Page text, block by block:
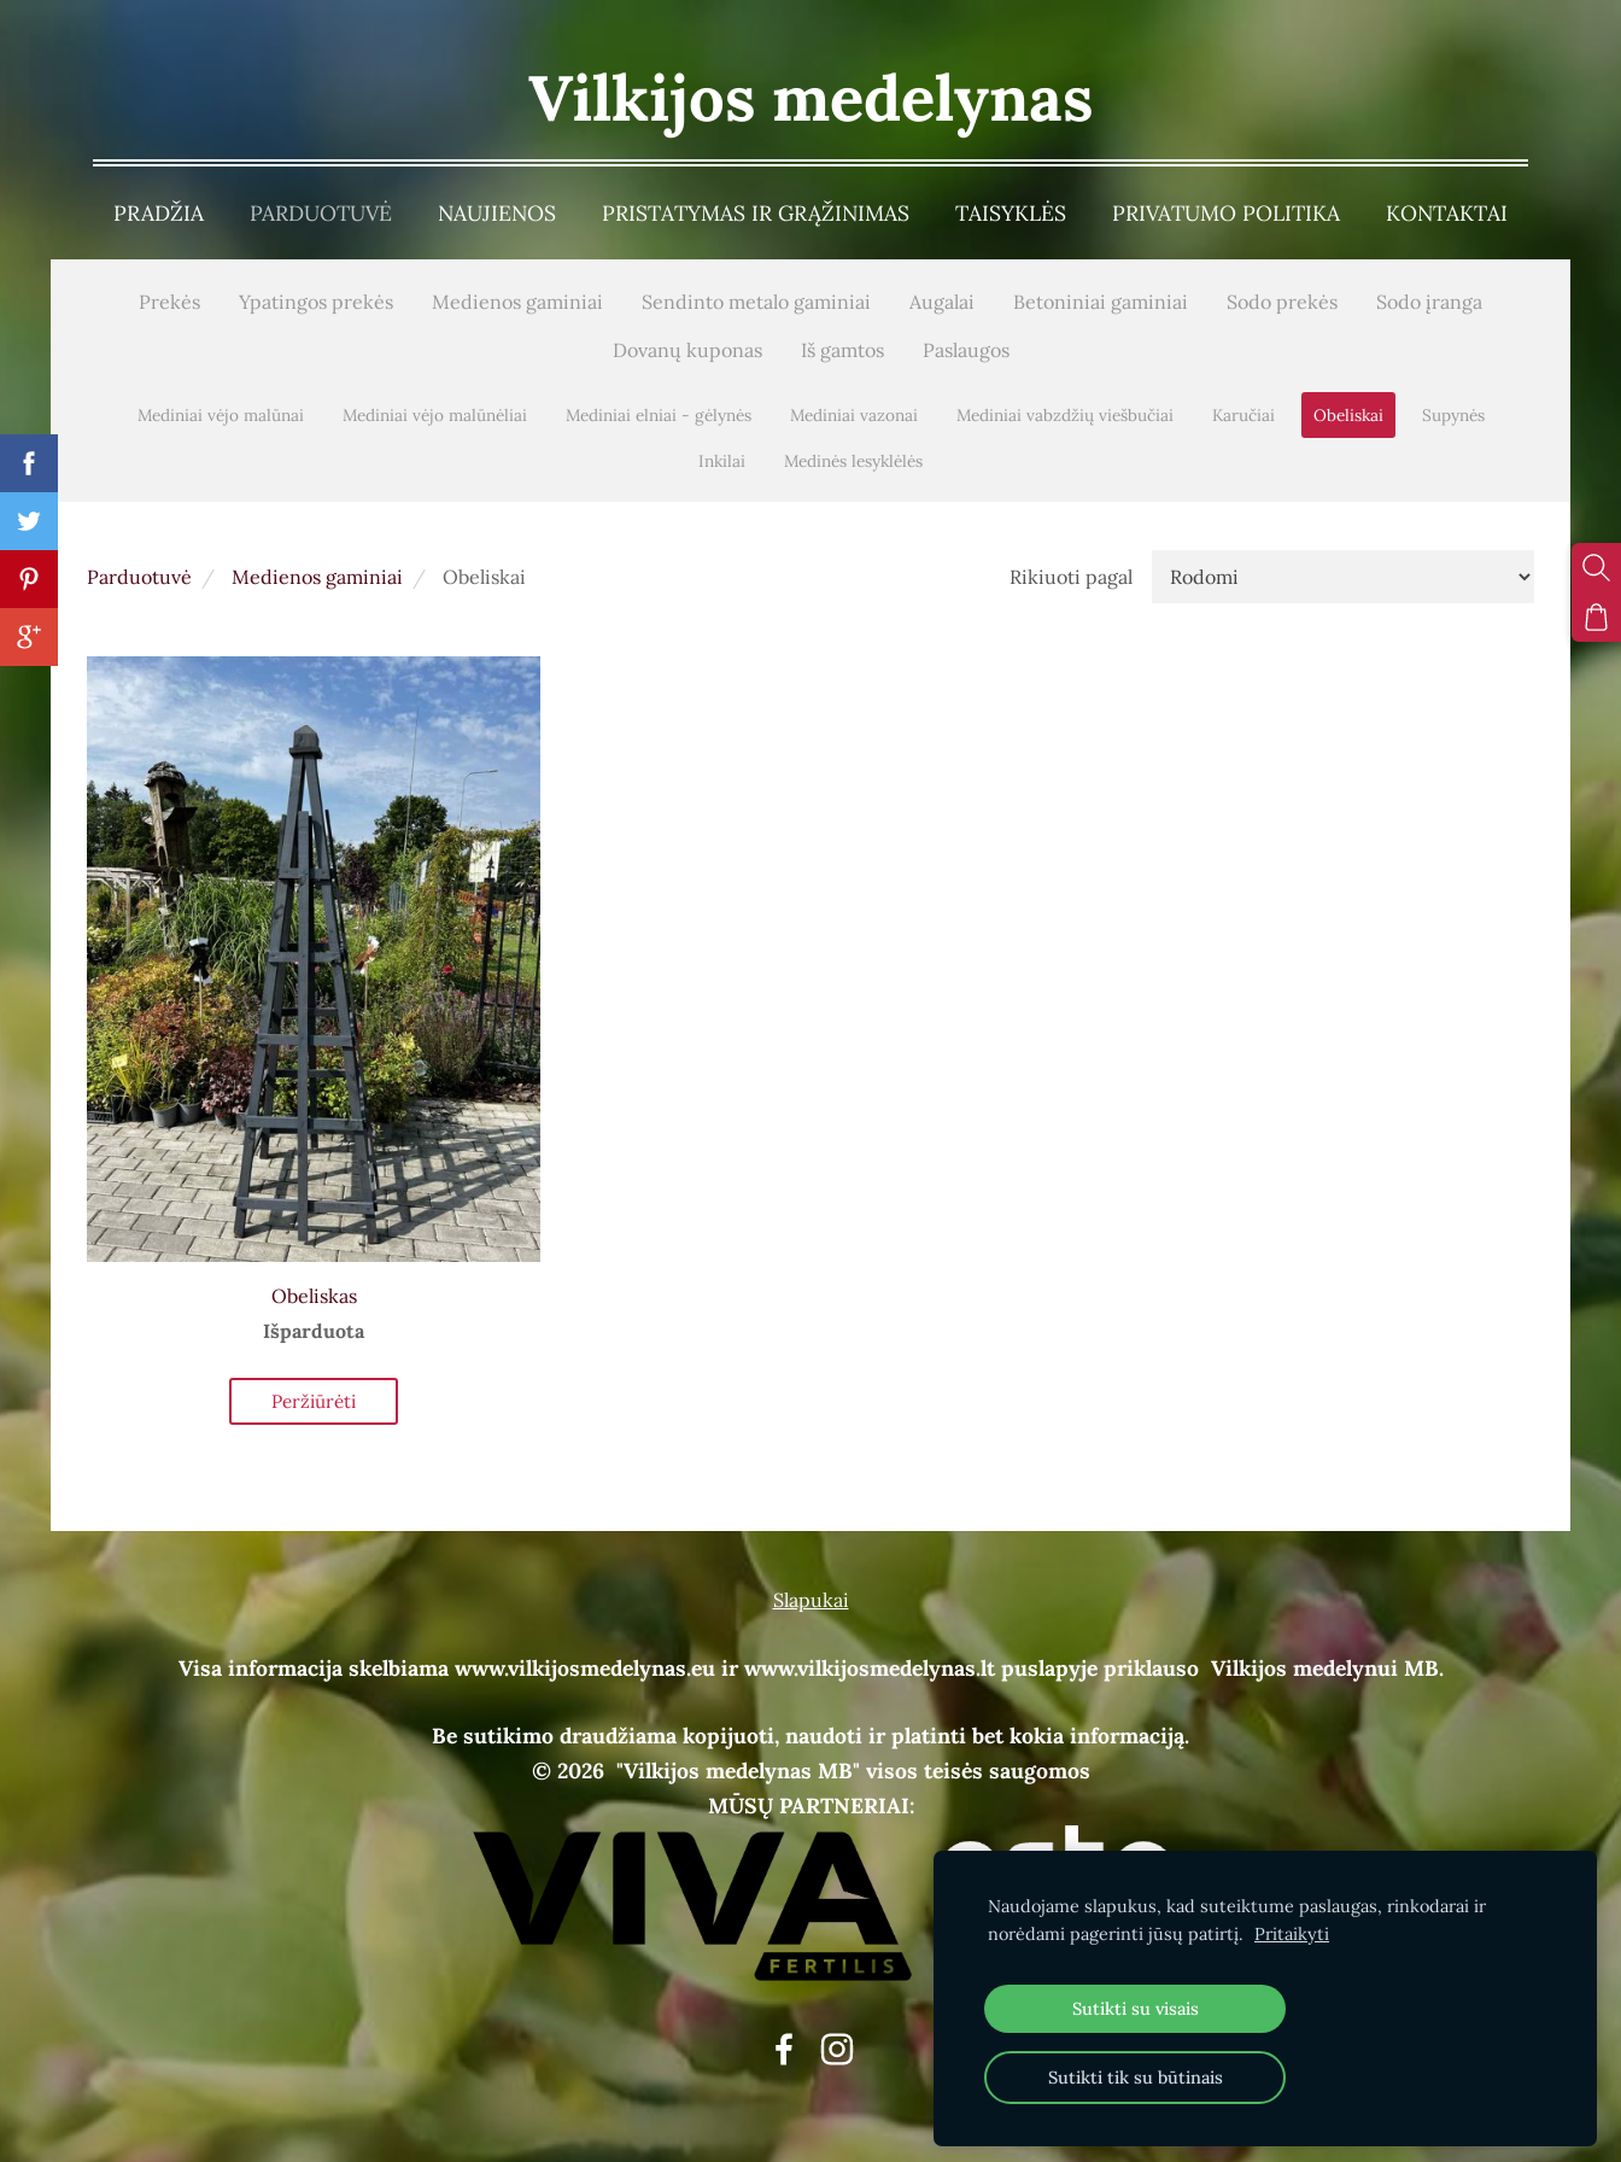
Vilkijos medelynas
PRADŽIA PARDUOTUVĖ NAUJIENOS PRISTATYMAS IR GRĄŽINIMAS TAISYKLĖS PRIVATUMO POLITIKA KONTAKTAI
Prekės Ypatingos prekės Medienos gaminiai Sendinto metalo gaminiai Augalai Betoniniai gaminiai Sodo prekės
Sodo įranga
Dovanų kuponas
Iš gamtos Paslaugos
Mediniai vėjo malūnai Mediniai vėjo malūnėliai Mediniai elniai - gėlynės Mediniai vazonai Mediniai vabzdžių viešbučiai Karučiai Obeliskai Supynės
Inkilai Medinės lesyklėlės
Parduotuvė Medienos gaminiai Obeliskai Rikiuoti pagal
Obeliskas
Išparduota
Peržiūrėti
Slapukai
Visa informacija skelbiama www.vilkijosmedelynas.eu ir www.vilkijosmedelynas.lt puslapyje priklauso Vilkijos medelynui MB.
Be sutikimo draudžiama kopijuoti, naudoti ir platinti bet kokia informaciją.
© 2026"Vilkijos medelynas MB" visos teisės saugomos
MŪSŲ PARTNERIAI:
Naudojame slapukus, kad suteiktume paslaugas, rinkodarai ir
norėdami pagerinti jūsų patirtį.
Pritaikyti
Sutikti su visais
Sutikti tik su būtinais